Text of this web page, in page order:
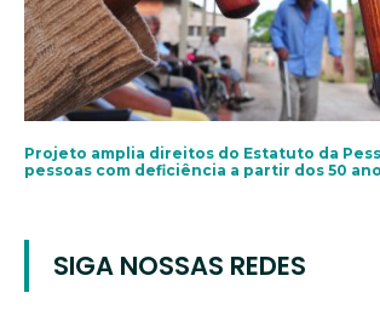
Projeto amplia direitos do Estatuto da
pessoas com deficiência a partir dos 50
SIGA NOSSAS REDES